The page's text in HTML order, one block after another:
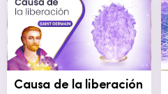
Causa de la liberación